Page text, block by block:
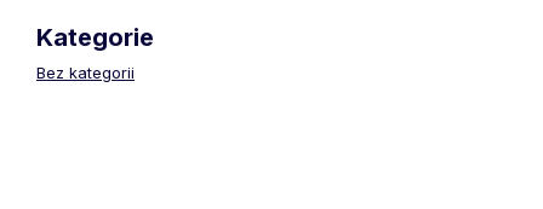
Kategorie
Bez kategorii